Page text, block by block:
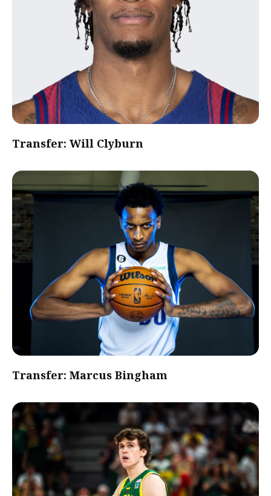
Transfer: Will Clyburn
Transfer: Marcus Bingham